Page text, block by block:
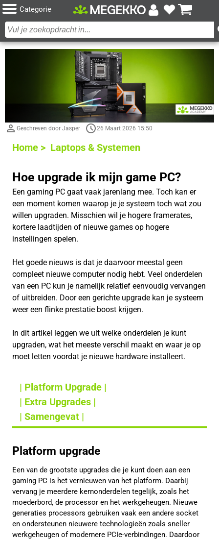
Categorie
Geschreven door Jasper 26 Maart 2026 15:50
Home > Laptops & Systemen
Hoe upgrade ik mijn game PC?
Een gaming PC gaat vaak jarenlang mee. Toch kan er
een moment komen waarop je je systeem toch wat zou
willen upgraden. Misschien wil je hogere framerates,
kortere laadtijden of nieuwe games op hogere
instellingen spelen.
Het goede nieuws is dat je daarvoor meestal geen
compleet nieuwe computer nodig hebt. Veel onderdelen
van een PC kun je namelijk relatief eenvoudig vervangen
of uitbreiden. Door een gerichte upgrade kan je systeem
weer een flinke prestatie boost krijgen.
In dit artikel leggen we uit welke onderdelen je kunt
upgraden, wat het meeste verschil maakt en waar je op
moet letten voordat je nieuwe hardware installeert.
| Platform Upgrade |
| Extra Upgrades |
| Samengevat |
Platform upgrade
Een van de grootste upgrades die je kunt doen aan een
gaming PC is het vernieuwen van het platform. Daarbij
vervang je meerdere kernonderdelen tegelijk, zoals het
moederbord, de processor en het werkgeheugen. Nieuwe
generaties processors gebruiken vaak een andere socket
en ondersteunen nieuwere technologieën zoals sneller
werkgeheugen of modernere PCIe-verbindingen. Daardoor